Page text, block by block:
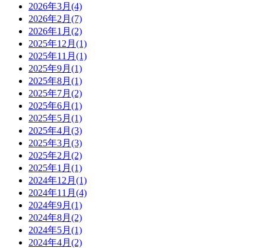
2026年3月 (4)
2026年2月 (7)
2026年1月 (2)
2025年12月 (1)
2025年11月 (1)
2025年9月 (1)
2025年8月 (1)
2025年7月 (2)
2025年6月 (1)
2025年5月 (1)
2025年4月 (3)
2025年3月 (3)
2025年2月 (2)
2025年1月 (1)
2024年12月 (1)
2024年11月 (4)
2024年9月 (1)
2024年8月 (2)
2024年5月 (1)
2024年4月 (2)